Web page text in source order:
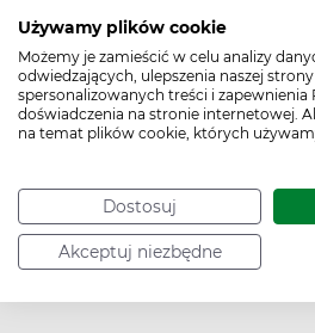
Używamy plików cookie
Możemy je zamieścić w celu analizy
odwiedzających, ulepszenia naszej
spersonalizowanych treści i zapewnienia
doświadczenia na stronie internetowej.
na temat plików cookie, których
Dostosuj
Akceptuj niezbędne